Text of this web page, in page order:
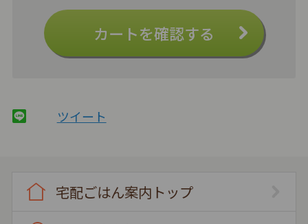
カートを確認する
ツイート
宅配ごはん案内トップ